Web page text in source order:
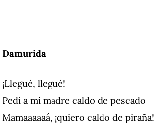
Damurida
¡Llegué, llegué!
Pedí a mi madre caldo de pescado
Mamaaaaaá, ¡quiero caldo de piraña!